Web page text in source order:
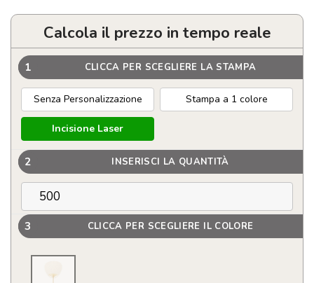
Calcola il prezzo in tempo reale
1 CLICCA PER SCEGLIERE LA STAMPA
Senza Personalizzazione Stampa a 1 colore
Incisione Laser
2 INSERISCI LA QUANTITÀ
3 CLICCA PER SCEGLIERE IL COLORE